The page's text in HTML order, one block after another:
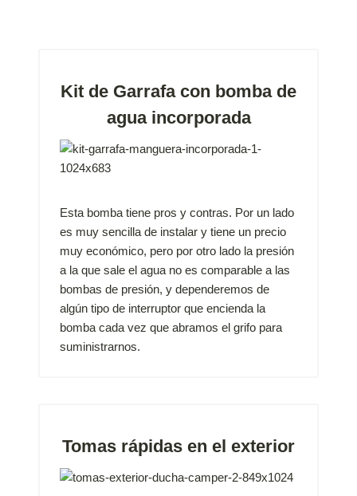
Kit de Garrafa con bomba de
agua incorporada
Esta bomba tiene pros y contras. Por un lado
es muy sencilla de instalar y tiene un precio
muy económico, pero por otro lado la presión
a la que sale el agua no es comparable a las
bombas de presión, y dependeremos de
algún tipo de interruptor que encienda la
bomba cada vez que abramos el grifo para
suministrarnos.
Tomas rápidas en el exterior